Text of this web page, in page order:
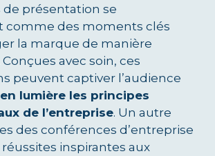
de présentation se
comme des moments clés
la marque de manière
avec soin, ces
peuvent captiver l’audience
lumière les principes
de l’entreprise. Un autre
des conférences d’entreprise
inspirantes aux